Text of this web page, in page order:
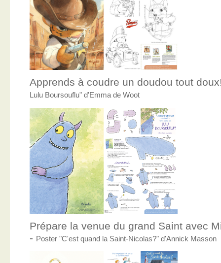
Apprends à coudre un doudou tout
Lulu Boursouflu" d'Emma de Woot
Prépare la venue du grand Saint avec
- Poster "C'est quand la Saint-Nicolas?" d'Annick Masson